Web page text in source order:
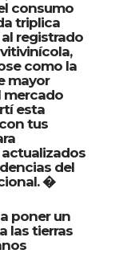
consumo
triplica
registrado
como la
mayor
mercado
esta
tus
del
�
poner un
las tierras